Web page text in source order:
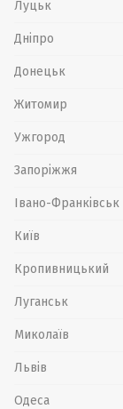
Луцьк
Дніпро
Донецьк
Житомир
Ужгород
Запоріжжя
Івано-Франківськ
Київ
Кропивницький
Луганськ
Миколаїв
Львів
Одеса